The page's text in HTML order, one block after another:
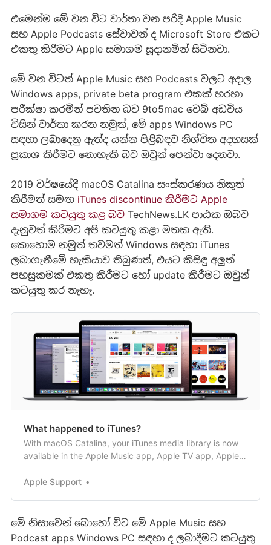
එමෙන්ම මේ වන විට වාර්තා වන පරිදි Apple Music
සහ Apple Podcasts සේවාවන් ද Microsoft Store එකට
එකතු කිරීමට Apple සමාගම සූදානමින් සිටිනවා.
මේ වන විටත් Apple Music සහ Podcasts වලට අදාල
Windows apps, private beta program එකක් හරහා
පරීක්ෂා කරමින් පවතින බව 9to5mac වෙබ් අඩවිය
විසින් වාර්තා කරන නමුත්, මේ apps Windows PC
සඳහා ලබාදෙනු ඇත්ද යන්න පිළිබඳව නිශ්චිත අදහසක්
ප්‍රකාශ කිරීමට නොහැකි බව ඔවුන් පෙන්වා දෙනවා.
2019 වර්ෂයේදී macOS Catalina සංස්කරණය නිකුත්
කිරීමත් සමඟiTunes discontinue කිරීමට Apple
සමාගම කටයුතු කළ බවTechNews.LK පාඨක ඔබව
දැනුවත් කිරීමට අපි කටයුතු කළා මතක ඇති.
කොහොම නමුත් තවමත් Windows සඳහා iTunes
ලබාගැනීමේ හැකියාව තිබුණත්, එයට කිසිඳු අලුත්
පහසුකමක් එකතු කිරීමට හෝ update කිරීමට ඔවුන්
කටයුතු කර නැහැ.
What happened to iTunes?
With macOS Catalina, your iTunes media library is now
available in the Apple Music app, Apple TV app, Apple
where you can manage and sync content on your
Apple Support
මේ නිසාවෙන් බොහෝ විට මේ Apple Music සහ
Podcast apps Windows PC සඳහා ද ලබාදීමට කටයුතු